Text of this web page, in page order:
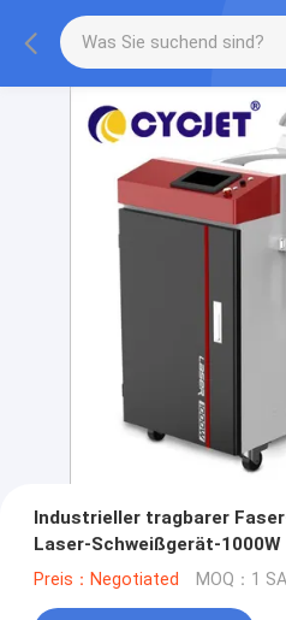
Industrieller tragbarer
Laser-Schweißgerät-1000W
Preis：Negotiated MOQ：1